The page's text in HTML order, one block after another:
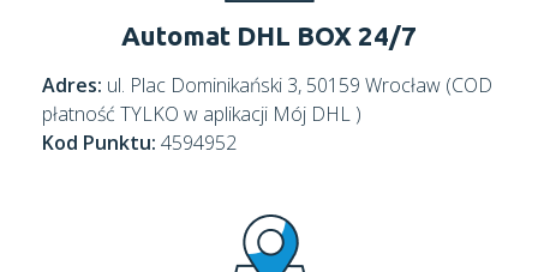
Automat DHL BOX 24/7
Adres: ul. Plac Dominikański 3, 50159 Wrocław (COD
płatność TYLKO w aplikacji Mój DHL )
Kod Punktu: 4594952